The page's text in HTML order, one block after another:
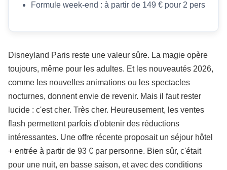
Formule week-end : à partir de 149 € pour 2 pers
Disneyland Paris reste une valeur sûre. La magie opère
toujours, même pour les adultes. Et les nouveautés 2026,
comme les nouvelles animations ou les spectacles
nocturnes, donnent envie de revenir. Mais il faut rester
lucide : c'est cher. Très cher. Heureusement, les ventes
flash permettent parfois d'obtenir des réductions
intéressantes. Une offre récente proposait un séjour hôtel
+ entrée à partir de 93 € par personne. Bien sûr, c'était
pour une nuit, en basse saison, et avec des conditions